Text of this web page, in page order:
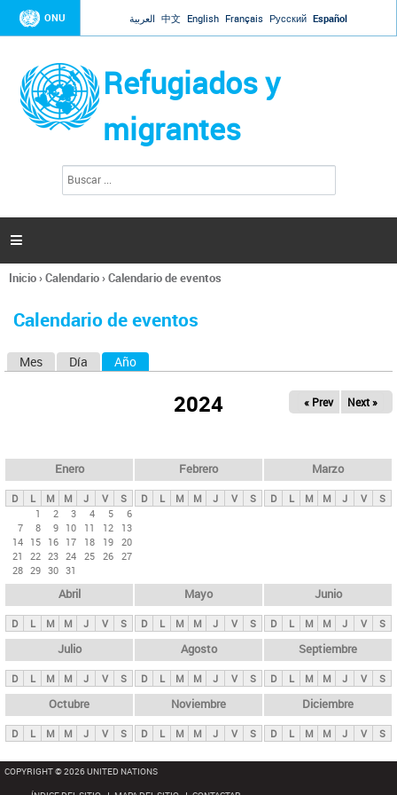
Jump to navigation
ONU العربية 中文 English Français Русский Español
Refugiados y
migrantes
l
d
s

Se
usted
Inicio›Calendario›Calendario de eventos
Calendario de eventos
s
p
n
i
p
a
l
s
Mes Día Año
2024 « Prev Next »
Enero
D L M M J V
S
1
2 3 4 5
6
7
8 9 10 11 12
13
14 15 16 17 18 19 20
21
22 23 24 25 26 27
28 29 30 31
Febrero
D L M M J V S
Marzo
D L M M J V S
Abril
D L M M J V S
Mayo
D L M M J V S
Junio
D L M M J V S
Julio
D L M M J V S
Agosto
D L M M J V S
Septiembre
D L M M J V S
Octubre
D L M M J V S
Noviembre
D L M M J V S
Diciembre
D L M M J V S
COPYRIGHT © 2026 UNITED NATIONS